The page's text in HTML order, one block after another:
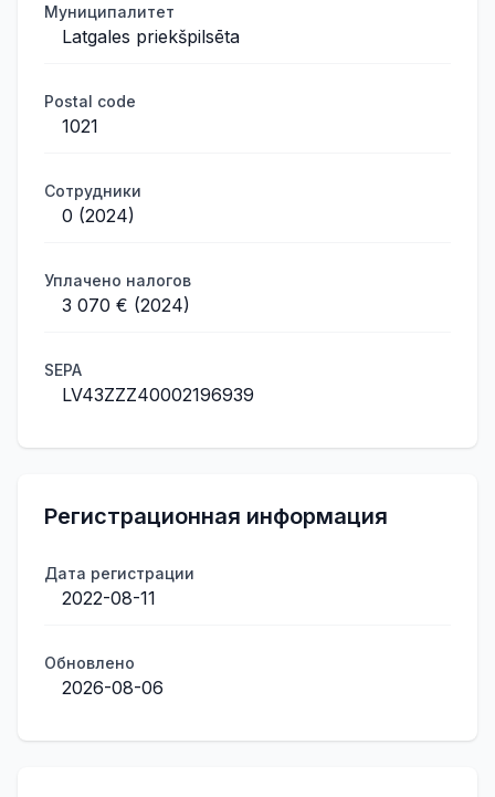
Муниципалитет
Latgales priekšpilsēta
Postal code
1021
Сотрудники
0 (2024)
Уплачено налогов
3 070 € (2024)
SEPA
LV43ZZZ40002196939
Регистрационная информация
Дата регистрации
2022-08-11
Обновлено
2026-08-06